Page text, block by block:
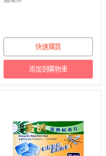
快速購買
添加到購物車